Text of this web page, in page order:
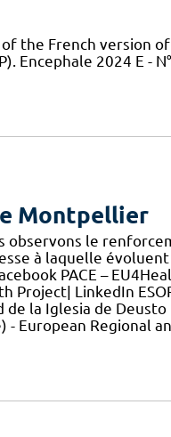
of the French version
Encephale 2024 E -
Montpellier
observons le
à laquelle
PACE –
Project| LinkedIn
la Iglesia de
- European Regional